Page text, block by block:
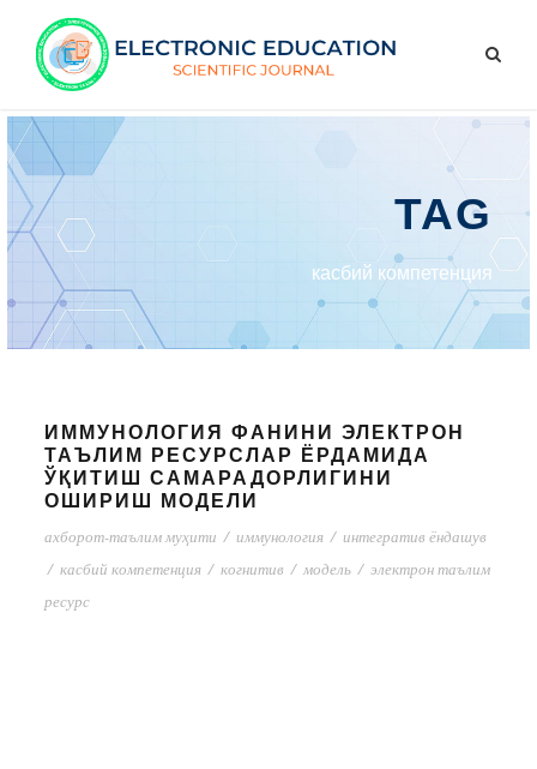
TAG
касбий компетенция
ИММУНОЛОГИЯ ФАНИНИ ЭЛЕКТРОН
ТАЪЛИМ РЕСУРСЛАР ЁРДАМИДА
ЎҚИТИШ САМАРАДОРЛИГИНИ
ОШИРИШ МОДЕЛИ
ахборот-таълим муҳити / иммунология / интегратив ёндашув
/ касбий компетенция / когнитив / модель / электрон таълим
ресурс